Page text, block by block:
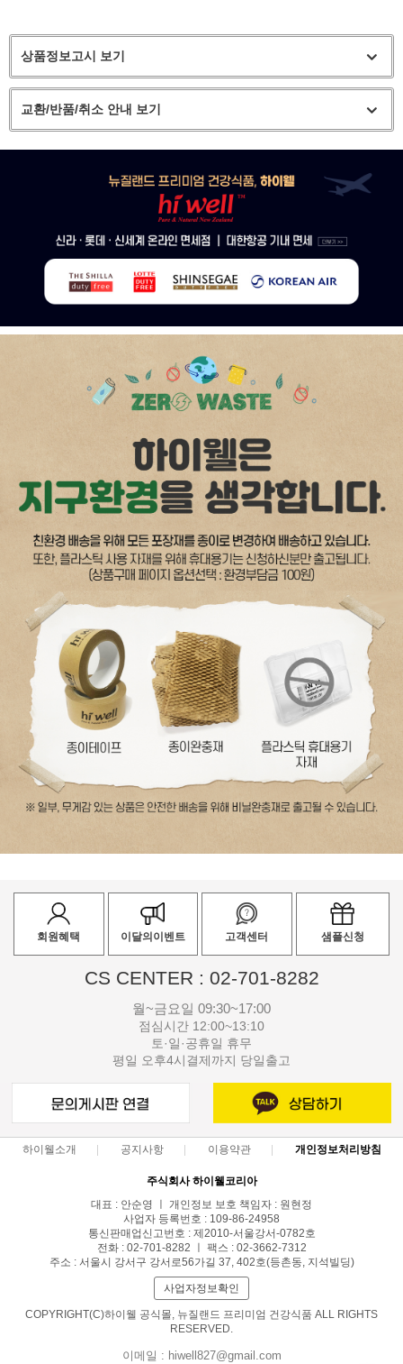
상품정보고시 보기
교환/반품/취소 안내 보기
회원혜택 이달의이벤트 고객센터 샘플신청
CS CENTER : 02-701-8282
월~금요일 09:30~17:00
점심시간 12:00~13:10
토·일·공휴일 휴무
평일 오후4시결제까지 당일출고
하이웰소개 공지사항 이용약관 개인정보처리방침
주식회사 하이웰코리아
대표 : 안순영 ㅣ 개인정보 보호 책임자 : 원현정
사업자 등록번호 : 109-86-24958
통신판매업신고번호 : 제2010-서울강서-0782호
전화 : 02-701-8282 ㅣ 팩스 : 02-3662-7312
주소 : 서울시 강서구 강서로56가길 37, 402호(등촌동, 지석빌딩)
사업자정보확인
COPYRIGHT(C)하이웰 공식몰, 뉴질랜드 프리미엄 건강식품 ALL RIGHTS
RESERVED.
이메일 : hiwell827@gmail.com